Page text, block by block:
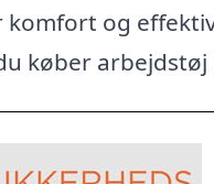
og
køber arbejdstøj